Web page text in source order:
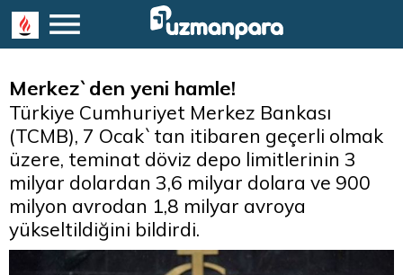
Merkez`den yeni hamle!
Türkiye Cumhuriyet Merkez Bankası
(TCMB), 7 Ocak`tan itibaren geçerli olmak
üzere, teminat döviz depo limitlerinin 3
milyar dolardan 3,6 milyar dolara ve 900
milyon avrodan 1,8 milyar avroya
yükseltildiğini bildirdi.